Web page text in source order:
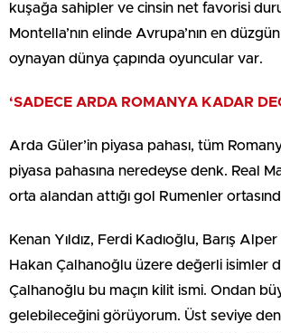
kuşağa sahipler ve cinsin net favorisi
Montella’nın elinde Avrupa’nın en
oynayan dünya çapında oyuncular var.
‘SADECE ARDA ROMANYA KADAR
Arda Güler’in piyasa pahası, tüm
piyasa pahasına neredeyse denk. Real
orta alandan attığı gol Rumenler
Kenan Yıldız, Ferdi Kadıoğlu, Barış
Hakan Çalhanoğlu üzere değerli isimler
Çalhanoğlu bu maçın kilit ismi. Ondan
gelebileceğini görüyorum. Üst seviye